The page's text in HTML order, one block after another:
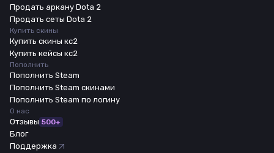
Продать аркану Dota 2
Продать сеты Dota 2
Купить скины
Купить скины кс2
Купить кейсы кс2
Пополнить
Пополнить Steam
Пополнить Steam скинами
Пополнить Steam по логину
О нас
Отзывы 500+
Блог
Поддержка